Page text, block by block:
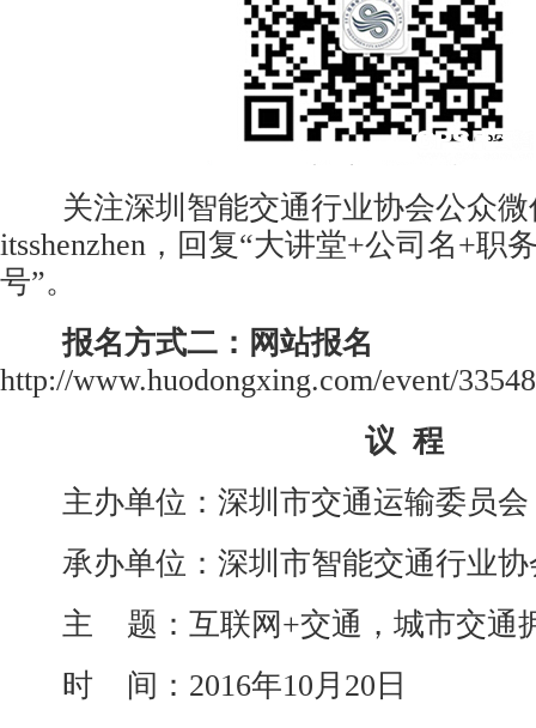
关注深圳智能交通行业协会公众微
itsshenzhen，回复“大讲堂+公司名+职
号”。
报名方式二：网站报名
http://www.huodongxing.com/event/
议 程
主办单位：深圳市交通运输委员会
承办单位：深圳市智能交通行业协
主 题：互联网+交通，城市交通
时 间：2016年10月20日